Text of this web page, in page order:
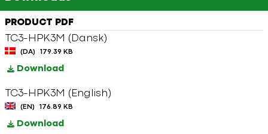
PRODUCT PDF
TC3-HPK3M (Dansk)
(DA) 179.39 KB
Download
TC3-HPK3M (English)
(EN) 176.89 KB
Download